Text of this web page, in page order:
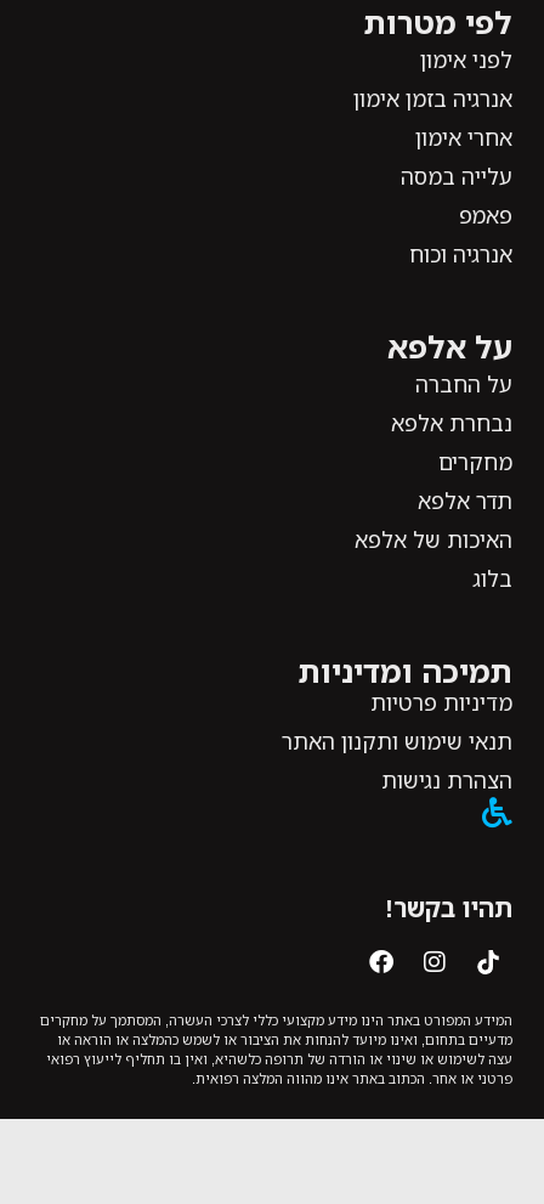
לפי מטרות
לפני אימון
אנרגיה בזמן אימון
אחרי אימון
עלייה במסה
פאמפ
אנרגיה וכוח
על אלפא
על החברה
נבחרת אלפא
מחקרים
תדר אלפא
האיכות של אלפא
בלוג
תמיכה ומדיניות
מדיניות פרטיות
תנאי שימוש ותקנון האתר
הצהרת נגישות
תהיו בקשר!
המידע המפורט באתר הינו מידע מקצועי כללי לצרכי העשרה, המסתמך על מחקרים
מדעיים בתחום, ואינו מיועד להנחות את הציבור או לשמש כהמלצה או הוראה או
עצה לשימוש או שינוי או הורדה של תרופה כלשהיא, ואין בו תחליף לייעוץ רפואי
פרטני או אחר. הכתוב באתר אינו מהווה המלצה רפואית.